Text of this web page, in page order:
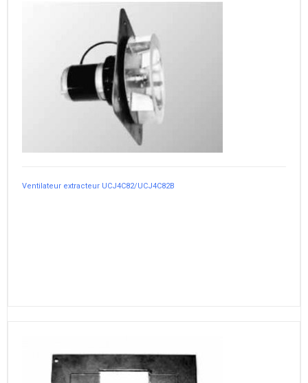
Ventilateur extracteur UCJ4C82/UCJ4C82B